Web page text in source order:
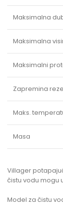
Maksimalna
Maksimalna
Maksimalni
Zapremina
Maks.
Masa
Villager
čistu vodu mogu
Model za čistu